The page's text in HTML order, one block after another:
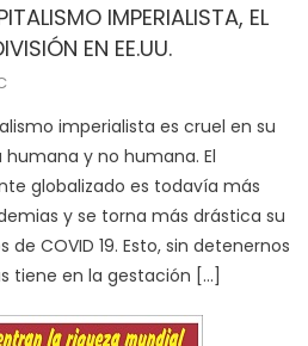
IMPERIALISTA, EL
EN EE.UU.
imperialista es cruel en su
y no humana. El
globalizado es todavía más
y se torna más drástica su
COVID 19. Esto, sin detenernos
tiene en la gestación […]